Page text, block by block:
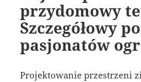
przydomowy
Szczegółowy
pasjonatów
Projektowanie przestrzeni